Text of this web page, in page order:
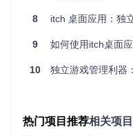
💡 提示：编译安装前确
具。
游戏库智能管理
8 itch 桌面应用：独
9 如何使用itch桌面
10 独立游戏管理利器
热门项目推荐相关项